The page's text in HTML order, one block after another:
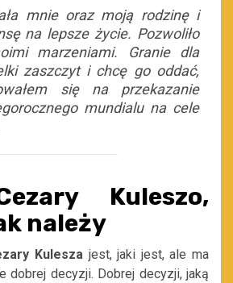
mnie oraz moją rodzinę i
na lepsze życie. Pozwoliło
marzeniami. Granie dla
zaszczyt i chcę go oddać,
się na przekazanie
mundialu na cele
Kuleszo,
należy
Kuleszajest, jaki jest, ale ma
dobrej decyzji. Dobrej decyzji, jaką